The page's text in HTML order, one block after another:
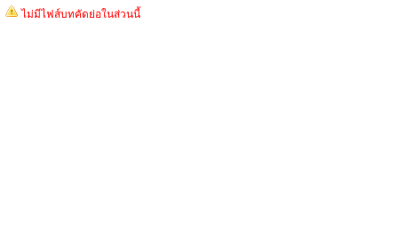
ไม่มีไฟส์บทคัดย่อในส่วนนี้